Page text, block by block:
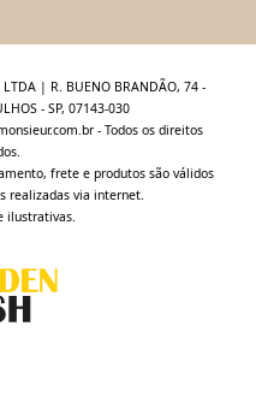
LTDA | R. BUENO BRANDÃO, 74 -
- SP, 07143-030
- Todos os direitos
frete e produtos são válidos
realizadas via internet.
ilustrativas.